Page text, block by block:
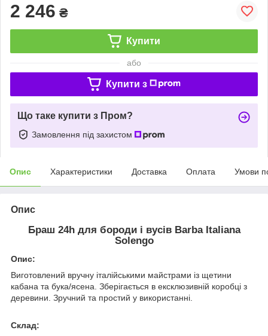
2 246 ₴
Купити
або
Купити з
Що таке купити з Пром?
Замовлення під захистом
Опис Характеристики Доставка Оплата Умови
Опис
Браш 24h для бороди і вусів Barba Italiana
Solengo
Опис:
Виготовлений вручну італійськими майстрами із щетини
кабана та бука/ясена. Зберігається в ексклюзивній коробці з
деревини. Зручний та простий у використанні.
Склад: